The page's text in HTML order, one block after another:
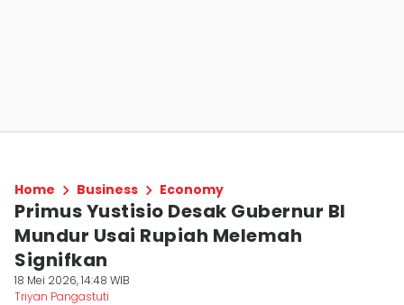
Home Business Economy
Primus Yustisio Desak Gubernur BI
Mundur Usai Rupiah Melemah
Signifkan
18 Mei 2026, 14:48 WIB
Triyan Pangastuti